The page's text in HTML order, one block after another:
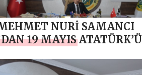
NURİ SAMANCI
19 MAYIS ATATÜRK’Ü
MESAJI